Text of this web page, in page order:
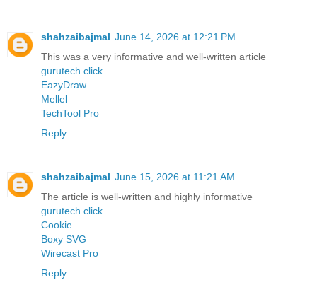
shahzaibajmal June 14, 2026 at 12:21 PM
This was a very informative and well-written article
gurutech.click
EazyDraw
Mellel
TechTool Pro
Reply
shahzaibajmal June 15, 2026 at 11:21 AM
The article is well-written and highly informative
gurutech.click
Cookie
Boxy SVG
Wirecast Pro
Reply